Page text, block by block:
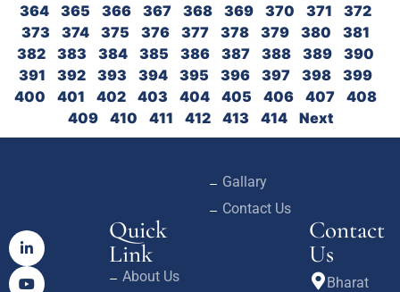
364
365 366 367 368 369 370 371
372
373
374 375 376 377 378 379 380
381
382
383 384 385 386 387 388 389
390
391
392 393 394 395 396 397 398
399
400
401 402 403 404 405 406 407
408
409
410 411 412 413 414 Next
Quick
Link
About Us
Gallary
Contact Us
Contact
Us
Bharat